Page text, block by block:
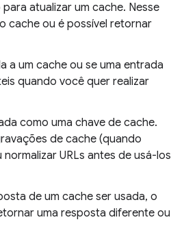
atualizar um cache. Nesse
cache ou é possível retornar
a um cache ou se uma entrada
quando você quer realizar
como uma chave de cache.
de cache (quando
URLs antes de usá-los
de um cache ser usada, o
uma resposta diferente ou